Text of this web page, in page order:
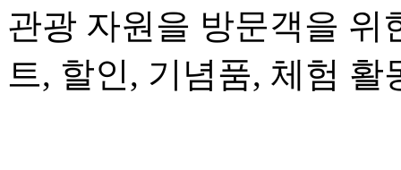
관광 자원을 방문객을 위
트, 할인, 기념품, 체험